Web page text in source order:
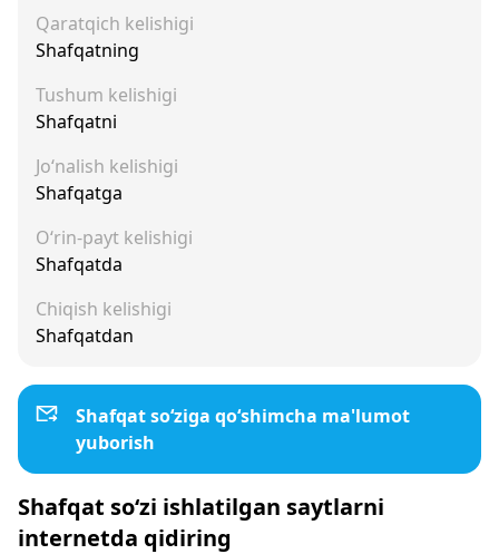
Qaratqich kelishigi
Shafqatning
Tushum kelishigi
Shafqatni
Jo‘nalish kelishigi
Shafqatga
O‘rin-payt kelishigi
Shafqatda
Chiqish kelishigi
Shafqatdan
Shafqat so‘ziga qo‘shimcha ma'lumot
yuborish
Shafqat so‘zi ishlatilgan saytlarni
internetda qidiring